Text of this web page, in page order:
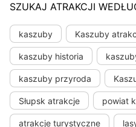
SZUKAJ ATRAKCJI
kaszuby Kaszuby
kaszuby historia
kaszuby przyroda
Słupsk atrakcje powiat
atrakcje turystyczne